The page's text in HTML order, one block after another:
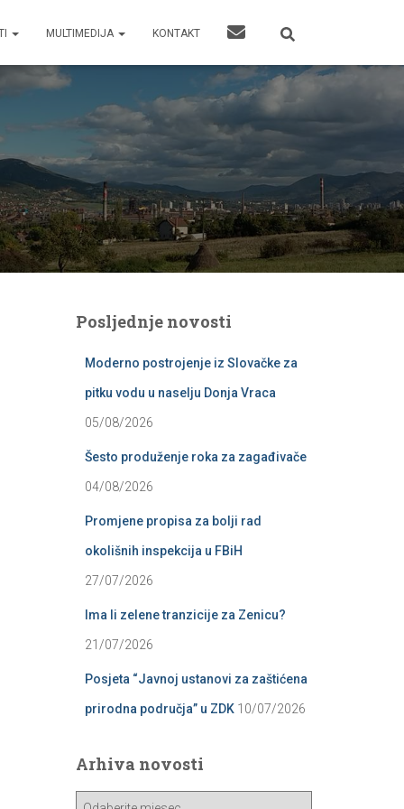
MULTIMEDIJA KONTAKT
Posljednje novosti
Moderno postrojenje iz Slovačke za
pitku vodu u naselju Donja Vraca
05/08/2026
Šesto produženje roka za zagađivače
04/08/2026
Promjene propisa za bolji rad
okolišnih inspekcija u FBiH
27/07/2026
Ima li zelene tranzicije za Zenicu?
21/07/2026
Posjeta “Javnoj ustanovi za zaštićena
prirodna područja” u ZDK 10/07/2026
Arhiva novosti